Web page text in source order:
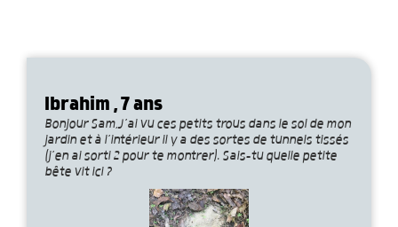
Ibrahim , 7 ans
Bonjour Sam,J’ai vu ces petits trous dans le sol de mon
jardin et à l’intérieur il y a des sortes de tunnels tissés
(j’en ai sorti 2 pour te montrer). Sais-tu quelle petite
bête vit ici ?